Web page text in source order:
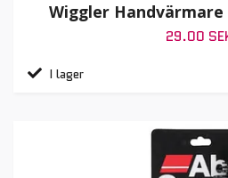
Wiggler Handvärmare
29.00
I lager